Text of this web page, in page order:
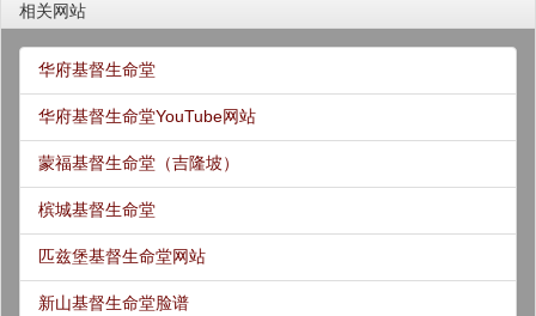
相关网站
华府基督生命堂
华府基督生命堂YouTube网站
蒙福基督生命堂（吉隆坡）
槟城基督生命堂
匹兹堡基督生命堂网站
新山基督生命堂脸谱